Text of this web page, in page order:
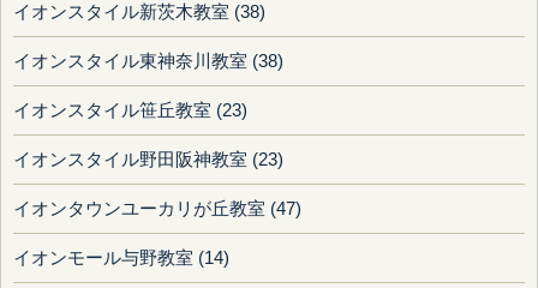
イオンスタイル新茨木教室 (38)
イオンスタイル東神奈川教室 (38)
イオンスタイル笹丘教室 (23)
イオンスタイル野田阪神教室 (23)
イオンタウンユーカリが丘教室 (47)
イオンモール与野教室 (14)